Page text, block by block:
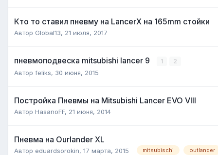
Кто то ставил пневму на LancerX на 165mm стойки
Автор Global13, 21 июля, 2017
пневмоподвеска mitsubishi lancer 9 1 2
Автор feliks, 30 июня, 2015
Постройка Пневмы на Mitsubishi Lancer EVO VIII
Автор HasanoFF, 21 июня, 2014
Пневма на Ourlander XL
Автор eduardsorokin, 17 марта, 2015 mitsubischi outlander